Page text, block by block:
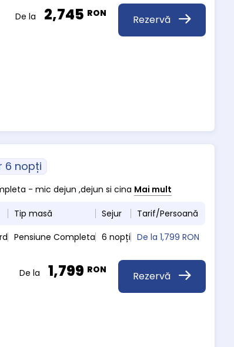
Rezervă
De la 2,745 RON
6 nopți
- mic dejun ,dejun si cina Mai mult
Tip masă Sejur
Tarif/Persoană
Pensiune Completa 6 nopți De la1,799 RON
Rezervă
De la 1,799 RON